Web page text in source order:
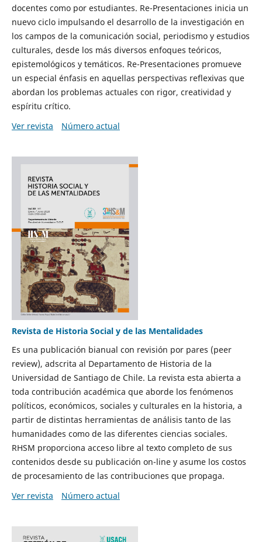
docentes como por estudiantes. Re-Presentaciones inicia un
nuevo ciclo impulsando el desarrollo de la investigación en
los campos de la comunicación social, periodismo y estudios
culturales, desde los más diversos enfoques teóricos,
epistemológicos y temáticos. Re-Presentaciones promueve
un especial énfasis en aquellas perspectivas reflexivas que
abordan los problemas actuales con rigor, creatividad y
espíritu crítico.
Ver revista
Número actual
Revista de Historia Social y de las Mentalidades
Es una publicación bianual con revisión por pares (peer
review), adscrita al Departamento de Historia de la
Universidad de Santiago de Chile. La revista esta abierta a
toda contribución académica que aborde los fenómenos
políticos, económicos, sociales y culturales en la historia, a
partir de distintas herramientas de análisis tanto de las
humanidades como de las diferentes ciencias sociales.
RHSM proporciona acceso libre al texto completo de sus
contenidos desde su publicación on-line y asume los costos
de procesamiento de las contribuciones que propaga.
Ver revista
Número actual